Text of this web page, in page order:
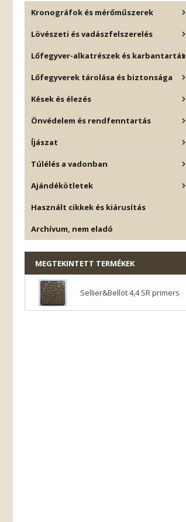
Kronográfok és mérőműszerek
Lövészeti és vadászfelszerelés
Lőfegyver-alkatrészek és karbantartás
Lőfegyverek tárolása és biztonsága
Kések és élezés
Önvédelem és rendfenntartás
Íjászat
Túlélés a vadonban
Ajándékötletek
Használt cikkek és kiárusítás
Archívum, nem eladó
MEGTEKINTETT TERMÉKEK
Sellier&Bellot 4,4 SR primers